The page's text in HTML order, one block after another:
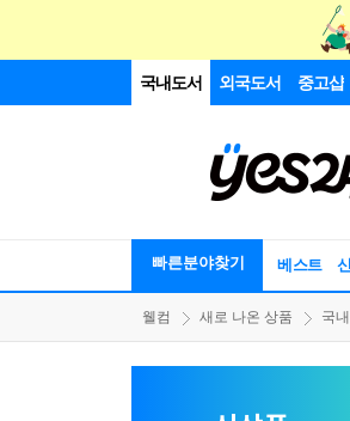
국내도서 외국도서 중고샵
빠른분야찾기 베스트
웰컴 새로 나온 상품 국